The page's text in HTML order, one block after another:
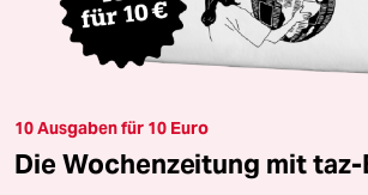
10 Ausgaben für 10 Euro
Die Wochenzeitung mit